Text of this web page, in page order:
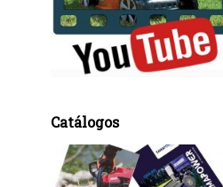
Catálogos